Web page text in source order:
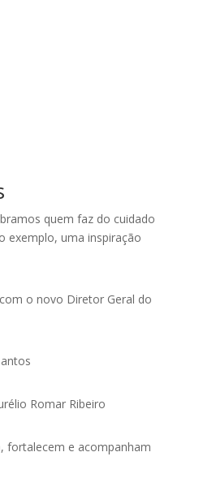
quem faz do cuidado
exemplo, uma inspiração
o novo Diretor Geral do
Romar Ribeiro
fortalecem e acompanham